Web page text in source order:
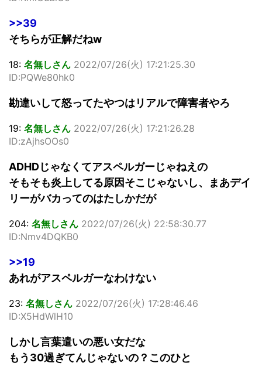
>>39
そちらが正解だねw
18: 名無しさん 2022/07/26(火) 17:21:25.30
ID:PQWe80hk0
勘違いして怒ってたやつはリアルで障害者やろ
19: 名無しさん 2022/07/26(火) 17:21:26.28
ID:zAjhsOOs0
ADHDじゃなくてアスペルガーじゃねえの
そもそも炎上してる原因そこじゃないし、まあデイ
リーがバカってのはたしかだが
204: 名無しさん 2022/07/26(火) 22:58:30.77
ID:Nmv4DQKB0
>>19
あれがアスペルガーなわけない
23: 名無しさん 2022/07/26(火) 17:28:46.46
ID:X5HdWlH10
しかし言葉遣いの悪い女だな
もう30過ぎてんじゃないの？このひと